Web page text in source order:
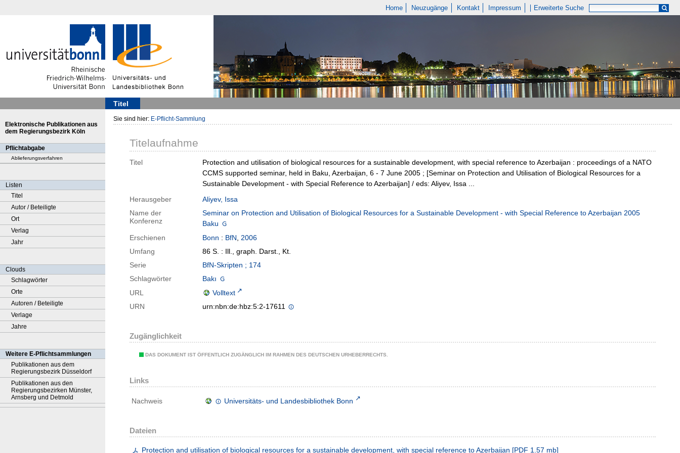
Home Neuzugänge Kontakt Impressum Erweiterte Suche
Titel
Elektronische Publikationen aus
dem Regierungsbezirk Köln
Pflichtabgabe
Ablieferungsverfahren
Listen
Titel
Autor / Beteiligte
Ort
Verlag
Jahr
Clouds
Schlagwörter
Orte
Autoren / Beteiligte
Verlage
Jahre
Weitere E-Pflichtsammlungen
Publikationen aus dem
Regierungsbezirk Düsseldorf
Publikationen aus den
Regierungsbezirken Münster,
Arnsberg und Detmold
Sie sind hier: E-Pflicht-Sammlung
Titelaufnahme
Titel
Protection and utilisation of biological resources for a sustainable development, with special reference to Azerbaijan : proceedings of a NATO
CCMS supported seminar, held in Baku, Azerbaijan, 6 - 7 June 2005 ; [Seminar on Protection and Utilisation of Biological Resources for a
Sustainable Development - with Special Reference to Azerbaijan] / eds: Aliyev, Issa ...
Herausgeber
Aliyev, Issa
Name der
Konferenz
Seminar on Protection and Utilisation of Biological Resources for a Sustainable Development - with Special Reference to Azerbaijan 2005
Baku
Erschienen
Bonn : BfN, 2006
Umfang
86 S. : Ill., graph. Darst., Kt.
Serie
BfN-Skripten ; 174
Schlagwörter
Bakı
URL
Volltext
URN
urn:nbn:de:hbz:5:2-17611
Zugänglichkeit
DAS DOKUMENT IST ÖFFENTLICH ZUGÄNGLICH IM RAHMEN DES DEUTSCHEN URHEBERRECHTS.
Links
Nachweis Universitäts- und Landesbibliothek Bonn
Dateien
Protection and utilisation of biological resources for a sustainable development, with special reference to Azerbaijan [PDF 1.57 mb]